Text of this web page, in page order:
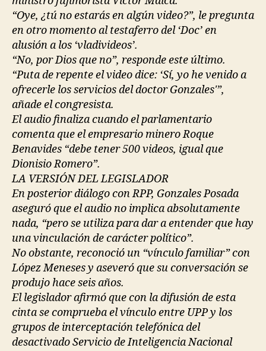
“Oye, ¿tú no estarás en algún video?”, le pregunta
en otro momento al testaferro del ‘Doc’ en
alusión a los ‘vladivideos’.
“No, por Dios que no”, responde este último.
“Puta de repente el video dice: ‘Sí, yo he venido a
ofrecerle los servicios del doctor Gonzales'”,
añade el congresista.
El audio finaliza cuando el parlamentario
comenta que el empresario minero Roque
Benavides “debe tener 500 videos, igual que
Dionisio Romero”.
LA VERSIÓN DEL LEGISLADOR
En posterior diálogo con RPP, Gonzales Posada
aseguró que el audio no implica absolutamente
nada, “pero se utiliza para dar a entender que hay
una vinculación de carácter político”.
No obstante, reconoció un “vínculo familiar” con
López Meneses y aseveró que su conversación se
produjo hace seis años.
El legislador afirmó que con la difusión de esta
cinta se comprueba el vínculo entre UPP y los
grupos de interceptación telefónica del
desactivado Servicio de Inteligencia Nacional